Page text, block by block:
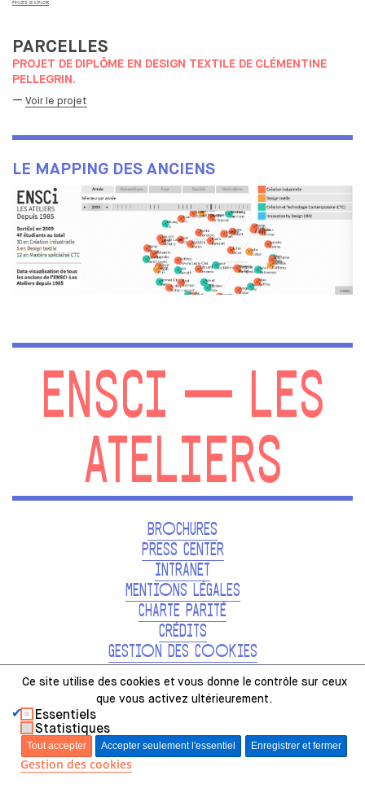
PROJETS DE DIPLOME
PARCELLES
PROJET DE DIPLÔME EN DESIGN TEXTILE DE CLÉMENTINE
PELLEGRIN.
— Voir le projet
LE MAPPING DES ANCIENS
ENSCI — LES
ATELIERS
BROCHURES
PRESS CENTER
INTRANET
MENTIONS LÉGALES
CHARTE PARITÉ
CRÉDITS
GESTION DES COOKIES
48, RUE SAINT-SABIN PARIS, FRANCE
01.49.23.12.12
Ce site utilise des cookies et vous donne le contrôle sur ceux
que vous activez ultérieurement.
Essentiels
Statistiques
Tout accepter Accepter seulement l'essentiel Enregistrer et fermer
Gestion des cookies